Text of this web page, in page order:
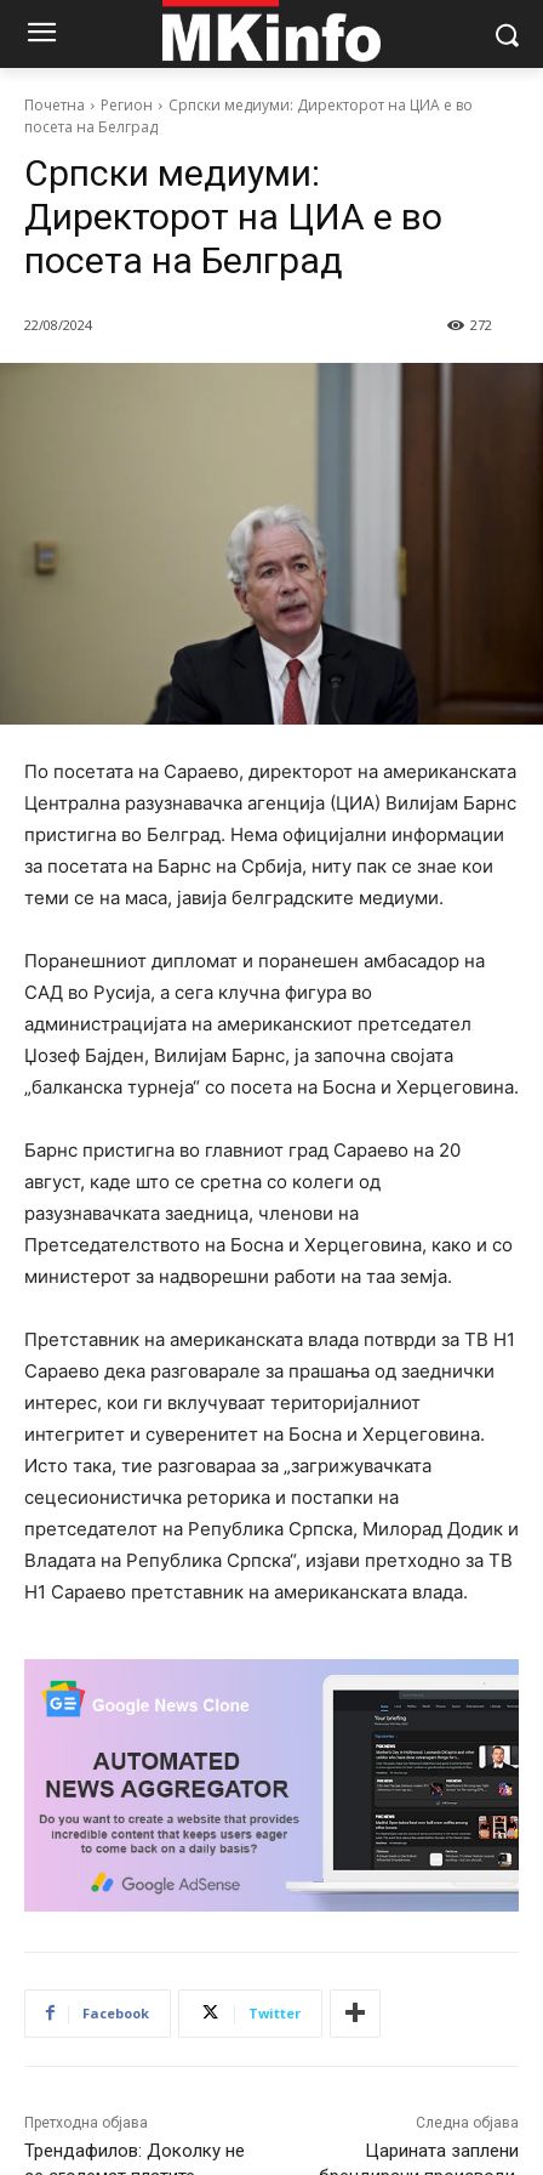
Почетна Регион
Српски медиуми: Директорот на ЦИА е во
посета на Белград
Српски медиуми:
Директорот на ЦИА е во
посета на Белград
22/08/2024 272
По посетата на Сараево, директорот на американската
Централна разузнавачка агенција (ЦИА) Вилијам Барнс
пристигна во Белград. Нема официјални информации
за посетата на Барнс на Србија, ниту пак се знае кои
теми се на маса, јавија белградските медиуми.
Поранешниот дипломат и поранешен амбасадор на
САД во Русија, а сега клучна фигура во
администрацијата на американскиот претседател
Џозеф Бајден, Вилијам Барнс, ја започна својата
„балканска турнеја“ со посета на Босна и Херцеговина.
Барнс пристигна во главниот град Сараево на 20
август, каде што се сретна со колеги од
разузнавачката заедница, членови на
Претседателството на Босна и Херцеговина, како и со
министерот за надворешни работи на таа земја.
Претставник на американската влада потврди за ТВ Н1
Сараево дека разговарале за прашања од заеднички
интерес, кои ги вклучуваат територијалниот
интегритет и суверенитет на Босна и Херцеговина.
Исто така, тие разговараа за „загрижувачката
сецесионистичка реторика и постапки на
претседателот на Република Српска, Милорад Додик и
Владата на Република Српска“, изјави претходно за ТВ
Н1 Сараево претставник на американската влада.
Facebook Twitter
Претходна објава
Трендафилов: Доколку не
Следна објава
Царината заплени